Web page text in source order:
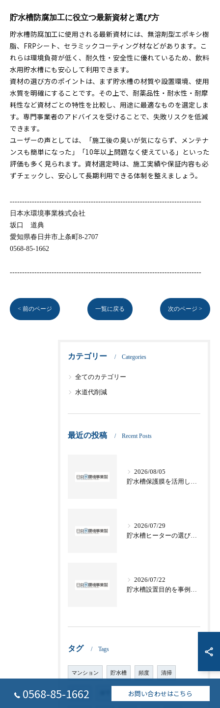
貯水槽防腐加工に役立つ最新資材と選び方
貯水槽防腐加工に使用される最新資材には、無溶剤型エポキシ樹
脂、FRPシート、セラミックコーティング材などがあります。こ
れらは環境負荷が低く、耐久性・安全性に優れているため、飲料
水用貯水槽にも安心して利用できます。
資材の選び方のポイントは、まず貯水槽の材質や設置環境、使用
水質を明確にすることです。その上で、耐薬品性・耐水性・耐摩
耗性など資材ごとの特性を比較し、用途に最適なものを選定しま
す。専門事業者のアドバイスを受けることで、失敗リスクを低減
できます。
ユーザーの声としては、「施工後の臭いが気にならず、メンテナ
ンスも簡単になった」「10年以上問題なく使えている」といった
評価も多く見られます。資材選定時は、施工実績や保証内容も必
ずチェックし、安心して長期利用できる体制を整えましょう。
------------------------------------------------------------------------------
日本水環境事業株式会社
坂口 道典
愛知県春日井市上条町8-2707
0568-85-1662
------------------------------------------------------------------------------
< 前のページ 一覧に戻る 次のページ >
カテゴリー Categories
全てのカテゴリー
水道代削減
最近の投稿 Recent Posts
2026/08/05
貯水槽保護膜を活用した愛知県名古屋市津島市の適切な管理方法と法令対応
2026/07/29
貯水槽ヒーターの選び方と電気代や節約テクニックを徹底解説
2026/07/22
貯水槽設置目的を事例で学ぶ愛知県名古屋市常滑市の水道基準と災害対策
タグ Tags
マンション 貯水槽 頻度 清掃
取替え ブロア アパート
0568-85-1662 お問い合わせはこちら